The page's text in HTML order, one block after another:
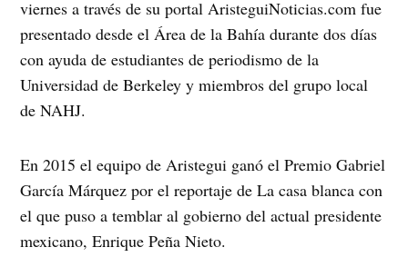
viernes a través de su portal AristeguiNoticias.com fue
presentado desde el Área de la Bahía durante dos días
con ayuda de estudiantes de periodismo de la
Universidad de Berkeley y miembros del grupo local
de NAHJ.
En 2015 el equipo de Aristegui ganó el Premio Gabriel
García Márquez por el reportaje de La casa blanca con
el que puso a temblar al gobierno del actual presidente
mexicano, Enrique Peña Nieto.